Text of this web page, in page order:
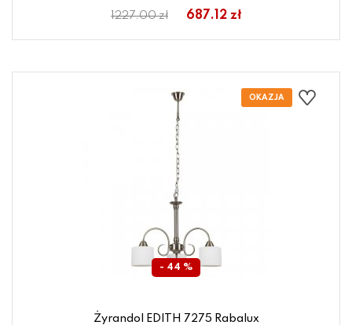
1227.00 zł 687.12 zł
- 44 %
Żyrandol EDITH 7275 Rabalux